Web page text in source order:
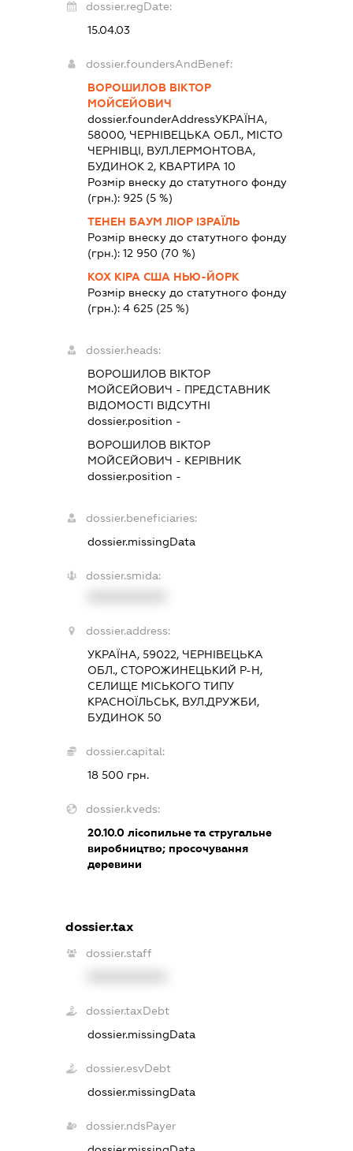
dossier.regDate:
15.04.03
dossier.foundersAndBenef:
ВОРОШИЛОВ ВІКТОР
МОЙСЕЙОВИЧ
dossier.founderAddressУКРАЇНА,
58000, ЧЕРНІВЕЦЬКА ОБЛ., МІСТО
ЧЕРНІВЦІ, ВУЛ.ЛЕРМОНТОВА,
БУДИНОК 2, КВАРТИРА 10
Розмір внеску до статутного фонду
(грн.): 925 (5 %)
ТЕНЕН БАУМ ЛІОР ІЗРАЇЛЬ
Розмір внеску до статутного фонду
(грн.):12 950 (70 %)
КОХ КІРА США НЬЮ-ЙОРК
Розмір внеску до статутного фонду
(грн.):4 625 (25 %)
dossier.heads:
ВОРОШИЛОВ ВІКТОР
МОЙСЕЙОВИЧ - ПРЕДСТАВНИК
ВІДОМОСТІ ВІДСУТНІ
dossier.position -
ВОРОШИЛОВ ВІКТОР
МОЙСЕЙОВИЧ - КЕРІВНИК
dossier.position -
dossier.beneficiaries:
dossier.missingData
dossier.smida:
dossier.address:
УКРАЇНА, 59022, ЧЕРНІВЕЦЬКА
ОБЛ., СТОРОЖИНЕЦЬКИЙ Р-Н,
СЕЛИЩЕ МІСЬКОГО ТИПУ
КРАСНОЇЛЬСЬК, ВУЛ.ДРУЖБИ,
БУДИНОК 50
dossier.capital:
18 500 грн.
dossier.kveds:
20.10.0 лісопильне та стругальне
виробництво; просочування
деревини
dossier.tax
dossier.staff
dossier.taxDebt
dossier.missingData
dossier.esvDebt
dossier.missingData
dossier.ndsPayer